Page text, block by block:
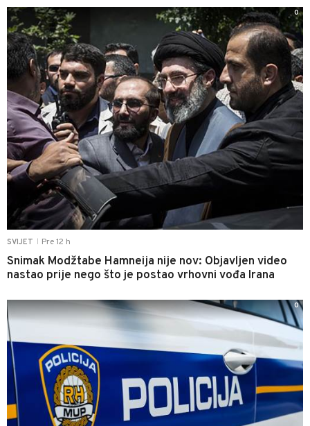
SVIJET Pre 12 h
Snimak Modžtabe Hamneija nije nov: Objavljen video
nastao prije nego što je postao vrhovni vođa Irana
0
0